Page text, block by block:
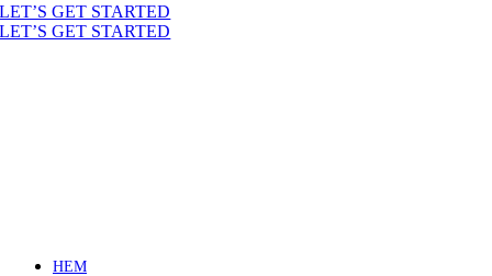
LET’S GET STARTED
LET’S GET STARTED
HEM